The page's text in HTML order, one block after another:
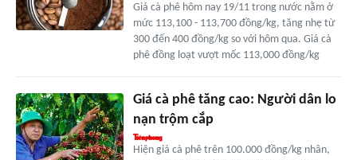
Giá cà phê hôm nay 19/11 trong nước nằm ở
mức 113,100 - 113,700 đồng/kg, tăng nhẹ từ
300 đến 400 đồng/kg so với hôm qua. Giá cà
phê đồng loạt vượt mốc 113,000 đồng/kg
Giá cà phê tăng cao: Người dân lo
nạn trộm cắp
Hiện giá cà phê trên 100.000 đồng/kg nhân,